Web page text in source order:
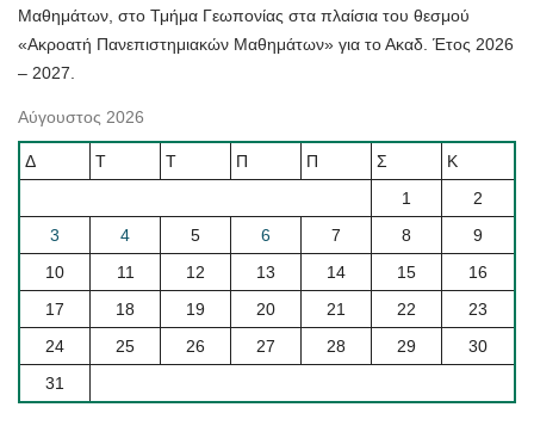
Μαθημάτων, στο Τμήμα Γεωπονίας στα πλαίσια του θεσμού
«Ακροατή Πανεπιστημιακών Μαθημάτων» για το Ακαδ. Έτος 2026
– 2027.
Αύγουστος 2026
Δ Τ Τ Π Π Σ
Κ
1
2
3
4 5 6 7 8
9
10
11 12 13 14 15
16
17
18 19 20 21 22
23
24
25 26 27 28 29
30
31